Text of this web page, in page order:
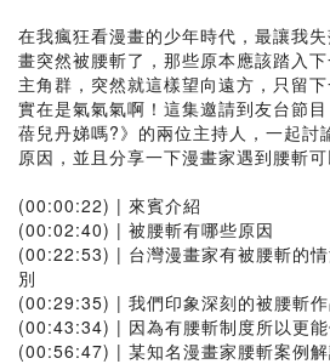
在我瘋狂看漫畫的少年時代，最讓我
畫突然被腰斬了，那些原本應該踏入
主角群，突然就這樣望向遠方，只留
實在是氣氣氣啊！這集邀請到友台節
蓓兒丹娣嗎?》的兩位主持人，一起討
原因，並且分享一下漫畫家遇到腰斬可
(00:00:22) | 來賓介紹
(00:02:40) | 被腰斬有哪些原因
(00:22:53) | 台灣漫畫家有被腰斬的
別
(00:29:35) | 我們印象深刻的被腰斬作
(00:43:34) | 因為有腰斬制度所以更
(00:56:47) | 某知名漫畫家腰斬案例